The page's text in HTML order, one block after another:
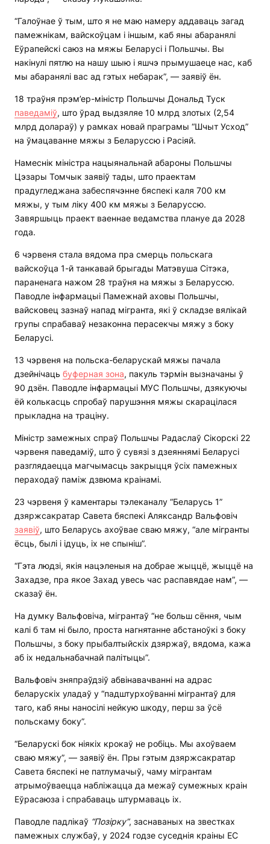
“Галоўнае ў тым, што я не маю намеру аддаваць загад
памежнікам, вайскоўцам і іншым, каб яны абаранялі
Еўрапейскі саюз на мяжы Беларусі і Польшчы. Вы
накінулі пятлю на нашу шыю і яшчэ прымушаеце нас, каб
мы абаранялі вас ад гэтых небарак”, — заявіў ён.
18 траўня прэм’ер-міністр Польшчы Дональд Туск
паведаміў, што ўрад выдзяляе 10 млрд злотых (2,54
млрд долараў) у рамках новай праграмы “Шчыт Усход”
на ўмацаванне мяжы з Беларуссю і Расіяй.
Намеснік міністра нацыянальнай абароны Польшчы
Цэзары Томчык заявіў тады, што праектам
прадугледжана забеспячэнне бяспекі каля 700 км
мяжы, у тым ліку 400 км мяжы з Беларуссю.
Завяршыць праект ваеннае ведамства плануе да 2028
года.
6 чэрвеня стала вядома пра смерць польскага
вайскоўца 1-й танкавай брыгады Матэвуша Сітэка,
параненага нажом 28 траўня на мяжы з Беларуссю.
Паводле інфармацыі Памежнай аховы Польшчы,
вайсковец зазнаў напад мігранта, які ў складзе вялікай
групы спрабаваў незаконна перасекчы мяжу з боку
Беларусі.
13 чэрвеня на польска-беларускай мяжы пачала
дзейнічаць буферная зона, пакуль тэрмін вызначаны ў
90 дзён. Паводле інфармацыі МУС Польшчы, дзякуючы
ёй колькасць спробаў парушэння мяжы скарацілася
прыкладна на траціну.
Міністр замежных спраў Польшчы Радаслаў Сікорскі 22
чэрвеня паведаміў, што ў сувязі з дзеяннямі Беларусі
разглядаецца магчымасць закрыцця ўсіх памежных
пераходаў паміж дзвюма краінамі.
23 чэрвеня ў каментары тэлеканалу “Беларусь 1”
дзяржсакратар Савета бяспекі Аляксандр Вальфовіч
заявіў, што Беларусь ахоўвае сваю мяжу, “але мігранты
ёсць, былі і ідуць, іх не спыніш”.
“Гэта людзі, якія нацэленыя на добрае жыццё, жыццё на
Захадзе, пра якое Захад увесь час распавядае нам”, —
сказаў ён.
На думку Вальфовіча, мігрантаў “не больш сёння, чым
калі б там ні было, проста нагнятанне абстаноўкі з боку
Польшчы, з боку прыбалтыйскіх дзяржаў, вядома, кажа
аб іх недальнабачнай палітыцы”.
Вальфовіч зняпраўдзіў абвінавачванні на адрас
беларускіх уладаў у “падштурхоўванні мігрантаў для
таго, каб яны наносілі нейкую шкоду, перш за ўсё
польскаму боку”.
“Беларускі бок ніякіх крокаў не робіць. Мы ахоўваем
сваю мяжу”, — заявіў ён. Пры гэтым дзяржсакратар
Савета бяспекі не патлумачыў, чаму мігрантам
атрымоўваецца набліжацца да межаў сумежных краін
Еўрасаюза і спрабаваць штурмаваць іх.
Паводле падлікаў “Позірку”, заснаваных на звестках
памежных службаў, у 2024 годзе суседнія краіны ЕС